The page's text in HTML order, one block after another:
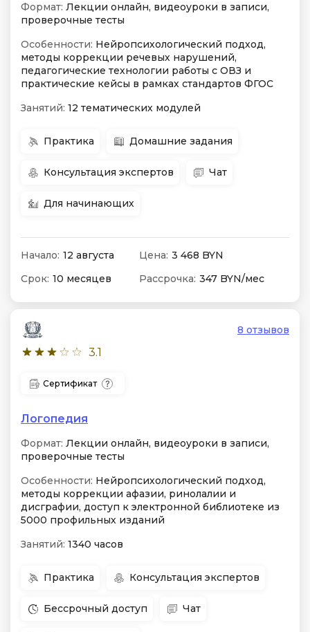
Формат: Лекции онлайн, видеоуроки в записи,
проверочные тесты
Особенности: Нейропсихологический подход,
методы коррекции речевых нарушений,
педагогические технологии работы с ОВЗ и
практические кейсы в рамках стандартов ФГОС
Занятий: 12 тематических модулей
Практика Домашние задания
Консультация экспертов Чат
Для начинающих
Начало: 12 августа Цена: 3 468 BYN
Срок: 10 месяцев Рассрочка: 347 BYN/мес
3.1
8 отзывов
Сертификат
Логопедия
Формат: Лекции онлайн, видеоуроки в записи,
проверочные тесты
Особенности: Нейропсихологический подход,
методы коррекции афазии, ринолалии и
дисграфии, доступ к электронной библиотеке из
5000 профильных изданий
Занятий: 1340 часов
Практика Консультация экспертов
Бессрочный доступ Чат